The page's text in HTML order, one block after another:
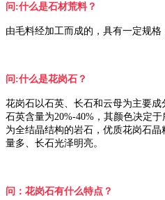
问:什么是石材荒料？
由毛料经加工而成的，具有一定规格
问:什么是花岗石？
花岗石以石英、长石和云母为主要成
石英含量为20%-40%，其颜色决定
为全结晶结构的岩石，优质花岗石
量多、长石光泽明亮。
问：花岗石有什么特点？